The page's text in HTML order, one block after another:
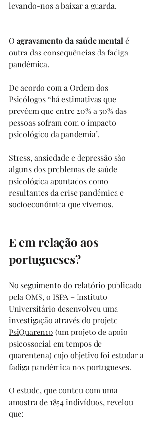
levando-nos a baixar a guarda.
O agravamento da saúde mental é
outra das consequências da fadiga
pandémica.
De acordo com a Ordem dos
Psicólogos “há estimativas que
prevêem que entre 20% a 30% das
pessoas sofram com o impacto
psicológico da pandemia”.
Stress, ansiedade e depressão são
alguns dos problemas de saúde
psicológica apontados como
resultantes da crise pandémica e
socioeconómica que vivemos.
E em relação aos
portugueses?
No seguimento do relatório publicado
pela OMS, o ISPA – Instituto
Universitário desenvolveu uma
investigação através do projeto
PsiQuaren10 (um projeto de apoio
psicossocial em tempos de
quarentena) cujo objetivo foi estudar a
fadiga pandémica nos portugueses.
O estudo, que contou com uma
amostra de 1854 indivíduos, revelou
que: